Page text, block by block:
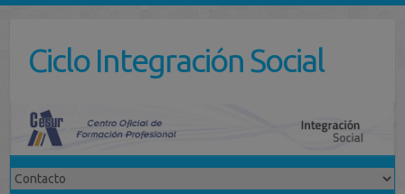
contenidoCiclo Integración Social